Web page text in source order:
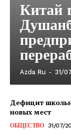
Китай
Azda Ru - 31/
Дефицит
новых мест
ОБЩЕСТВО 31/07/